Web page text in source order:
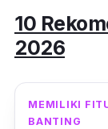
10
2026
MEMILIKI
BANTING